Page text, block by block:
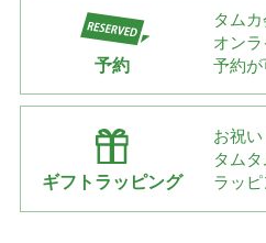
予約
タム
オン
予約が
ギフトラッピング
お祝
タム
ラッ